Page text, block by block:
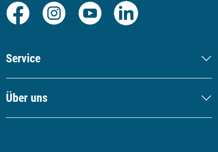
Facebook Instagram Youtube
Service
Über uns